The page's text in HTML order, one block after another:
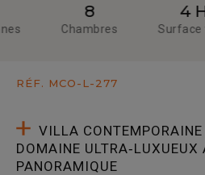
Chambres
4 HA
Surface
RÉF. MCO-L-277
VILLA
DOMAINE ULTRA‑LUXUEUX
PANORAMIQUE